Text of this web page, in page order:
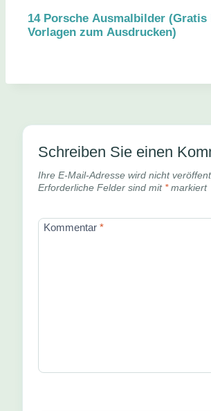
14 Porsche Ausmalbilder (Gratis
Vorlagen zum Ausdrucken)
Schreiben Sie einen
Ihre E-Mail-Adresse wird nicht
Erforderliche Felder sind mit *markiert
Kommentar *